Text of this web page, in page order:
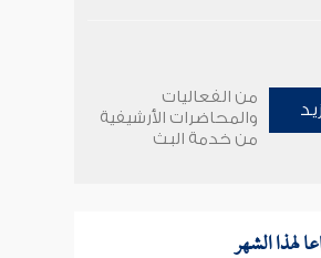
من الفعاليات
والمحاضرات الأرشيفية
من خدمة البث
لهذا الشهر